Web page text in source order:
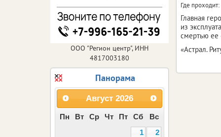
Где проходит:
Главная
из
смертью ее
«Астрал.
ООО "Регион центр", ИНН
4817003180
Панорама
Август 2026
Пн Вт Ср Чт Пт Сб
Вс
1
2